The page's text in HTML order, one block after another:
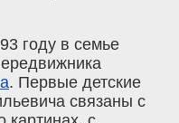
году в семье
. Первые детские
связаны с